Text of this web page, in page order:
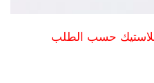
حسب الطلب